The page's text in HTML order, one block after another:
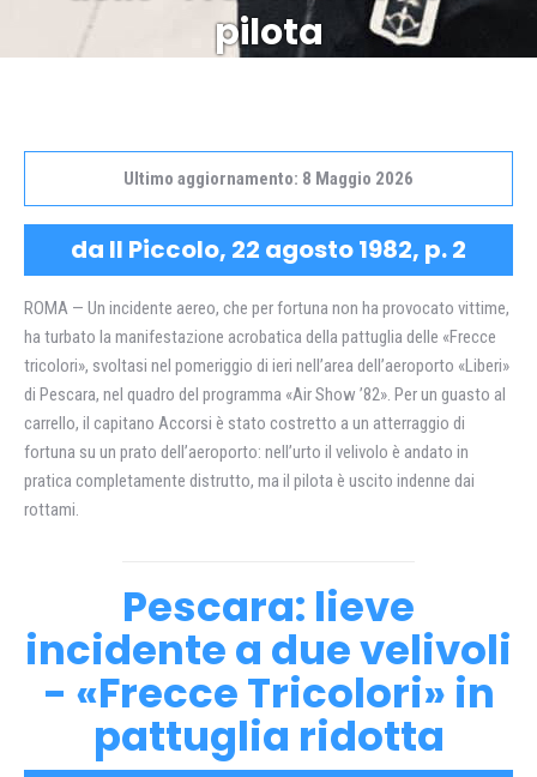
pilota
Ultimo aggiornamento: 8 Maggio 2026
da Il Piccolo, 22 agosto 1982, p. 2
ROMA — Un incidente aereo, che per fortuna non ha provocato vittime,
ha turbato la manifestazione acrobatica della pattuglia delle «Frecce
tricolori», svoltasi nel pomeriggio di ieri nell’area dell’aeroporto «Liberi»
di Pescara, nel quadro del programma «Air Show ’82». Per un guasto al
carrello, il capitano Accorsi è stato costretto a un atterraggio di
fortuna su un prato dell’aeroporto: nell’urto il velivolo è andato in
pratica completamente distrutto, ma il pilota è uscito indenne dai
rottami.
Pescara: lieve
incidente a due velivoli
- «Frecce Tricolori» in
pattuglia ridotta